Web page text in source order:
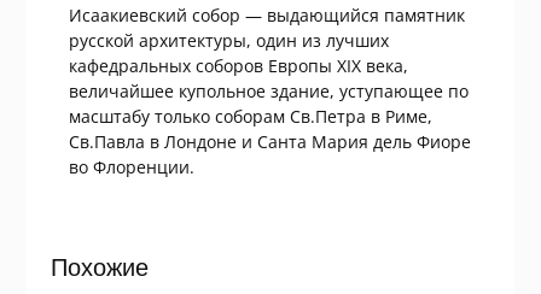
листівок
р901
Исаакиевский собор — выдающийся памятник
русской архитектуры, один из лучших
кафедральных соборов Европы XIX века,
величайшее купольное здание, уступающее по
масштабу только соборам Св.Петра в Риме,
Св.Павла в Лондоне и Санта Мария дель Фиоре
во Флоренции.
Похожие